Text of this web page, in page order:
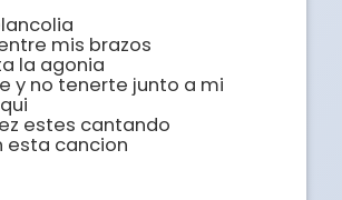
mis brazos
la agonia
y no tenerte junto a mi
estes cantando
esta cancion